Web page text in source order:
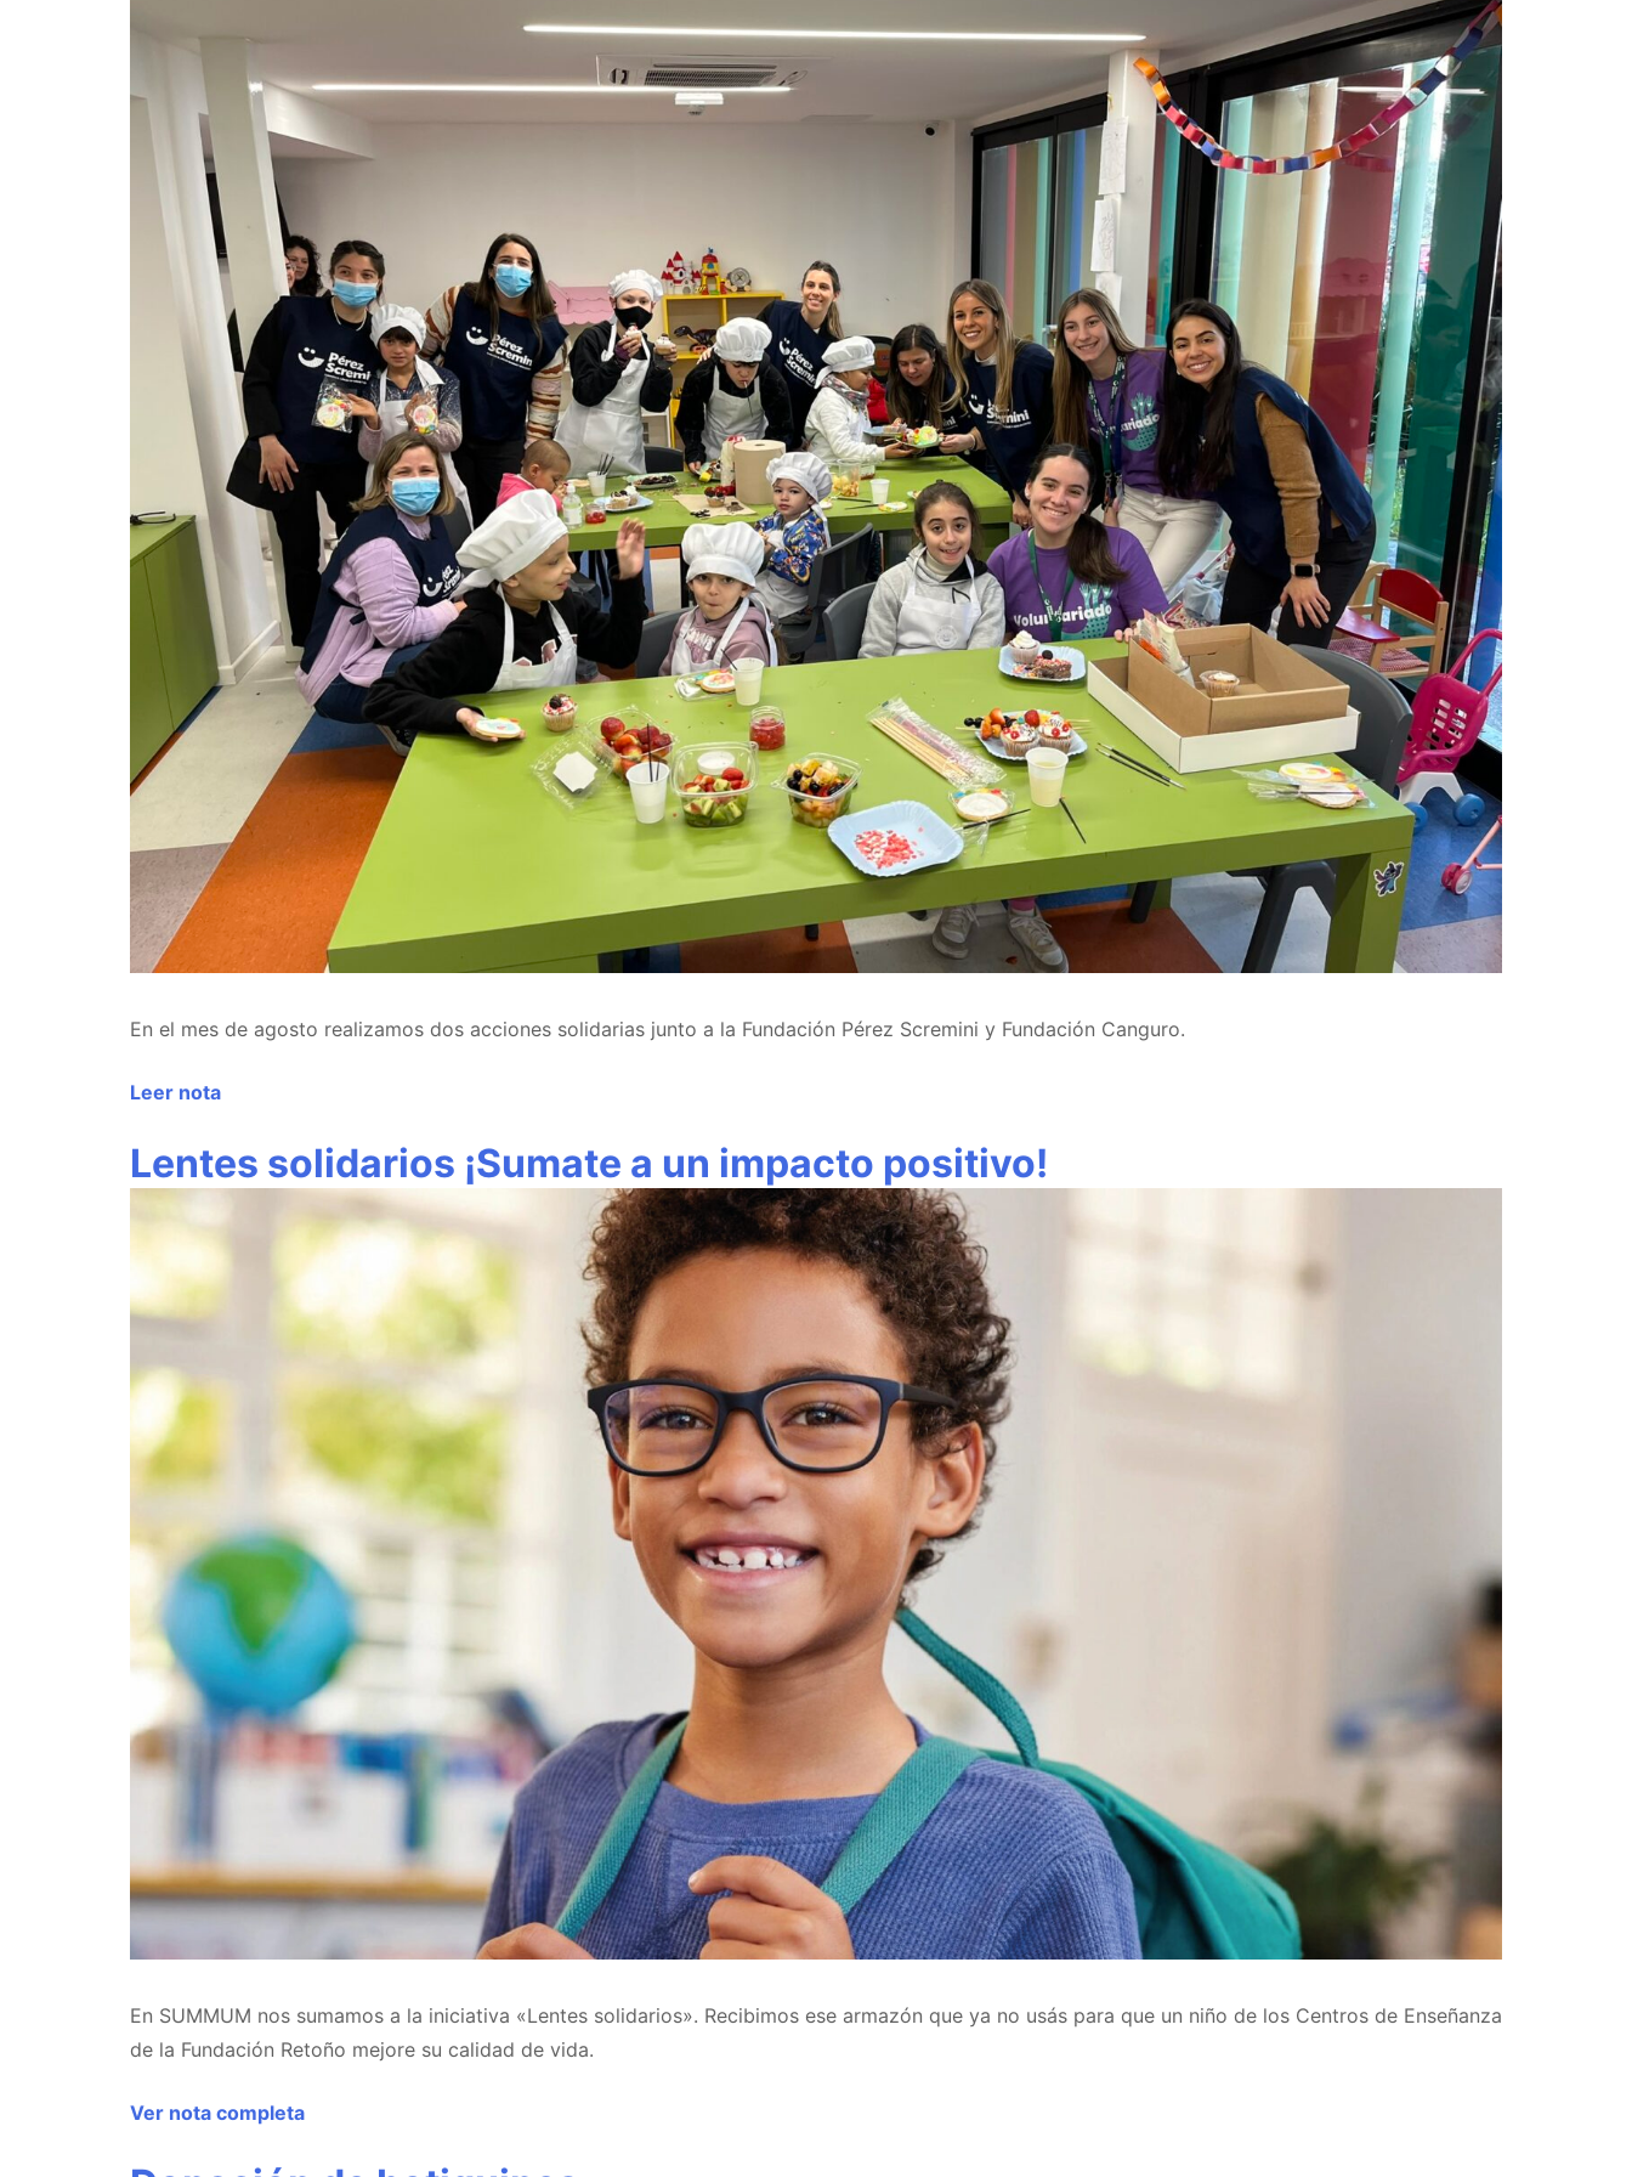
En el mes de agosto realizamos dos acciones solidarias junto a la Fundación Pérez Scremini y Fundación Canguro.
Leer nota
Lentes solidarios ¡Sumate a un impacto positivo!
En SUMMUM nos sumamos a la iniciativa «Lentes solidarios». Recibimos ese armazón que ya no usás para que un niño de los Centros de Enseñanza
de la Fundación Retoño mejore su calidad de vida.
Ver nota completa